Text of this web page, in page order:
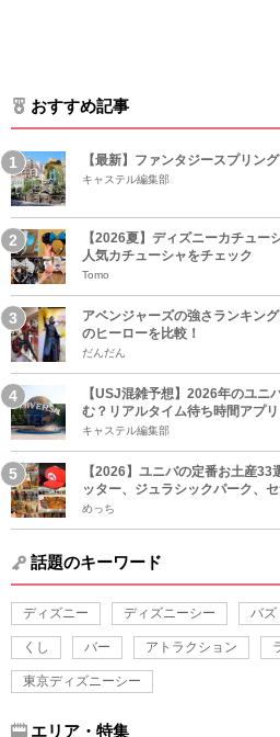
おすすめ記事
【最新】ファンタジースプリン
キャステル編集部
【2026夏】ディズニーカチュー
人気カチューシャをチェック
Tomo
アベンジャーズの強さランキン
のヒーローを比較！
だんだん
【USJ混雑予想】2026年のユニ
む？リアルタイム待ち時間アプ
キャステル編集部
【2026】ユニバの定番お土産
ッター、ジュラシックパーク、
めっち
話題のキーワード
ディズニー ディズニーシー バズ
くし バー アトラクション
東京ディズニーシー
エリア・特集